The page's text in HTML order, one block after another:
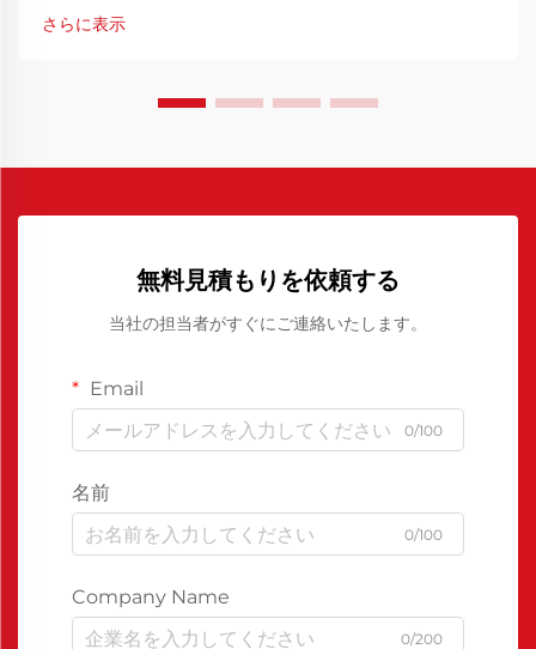
れるようになってきています。産業...
さらに表示
無料見積もりを依頼する
当社の担当者がすぐにご連絡いたします。
Email
0/100
名前
0/100
Company Name
0/200